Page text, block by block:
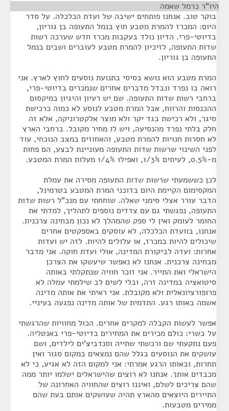
היו"ר כרמל שאמה
בוקר טוב. אנחנו פותחים ישיבה של ועדת הכלכלה. על סדר
היום: המכרז להמרת מטבע חוץ בנמל התעופה בן גוריון,
בדיוטי-פרי. הדיון נולד בעקבות מכרז חדש שערכה רשות
שדות התעופה, לזיכיון להמרת מטבע לעוברים ושבים בנמל
התעופה בן גוריון.
המרת מטבע הוא נושא בסיסי בתנועת נוסעים לחוץ לארץ. אני
רואה בו נפרד ונבדל מדברים אחרים שנמכרים בדיוטי-פרי,
ברחבי רשות שדות התעופה. שם יש רעיון והיגיון במיקסום
ההכנסות והרווח, אבל המרת מטבע לנוסע לא כמוה כרכישת
סיגר, ולא רכישת בגד יקר ולא מוצר אלקטרוניקה, אלא זה
חלק בלתי נפרד מהנסיעה, ויש לו מחיר מקובל. ברחבי הארץ
לא חסרות חנויות להמרת מטבע, והאחוזים במצב הנוכחי, עוד
לפני השינוי שרשות שדות התעופה מעוניינת לבצע, הם פחות
מ-0.5%, לעיתים 1/3%, ואפילו 1/4% מעלות המרת המטבע.
לכן כששמעתי שרשות שדות התעופה מסירה את עמלת
המקסימום הקיימת היום בדוכני המרת המטבע בטרמינל,
הדבר עורר אצלי סימני שאלה. שוחחתי עם מנכ"ל רשות שדות
התעופה, נפגשתי גם עם צדדים נוספים לתהליך, למדתי את
החומר לעומק ואין לי ספק שהמהלך לא נכון מבחינה צרכנית.
אנחנו, בוועדת הכלכלה, לא עוסקים באספקטים אחרים
שיכולים להיות במכרז, או עלולים להיות. לזה יש ועדות
אחרות: ועדה לביקורת המדינה, אולי ועדת חוקה. אני מדבר
מבחינה צרכנית. אנחנו לא נאפשר שיעשקו את הצרכן
הישראלי ואת התייר. אני זוכר חוויה שנתקלתי באותה
סיטואציה במדינה זרה, ובלי לשים לב שילמתי עמלה לא
פרופורציונאלית ולא מקובלת. אני ראיתי את אותה מדינה
אשמה באותו רגע. התדמית של אותה מדינה נפגעה בעיניי.
אפשר לעשות הקבלה למקרים אחרים. הכול מחוויות שהרגשתי
על בשרי: כולם מכירים את המחירים בדיוטי-פרי באנטליה.
פעם נתקעתי שם ורכשתי שתייה וסנדביצ'ים לילדים, ושם
עושקים את הנוסעים בגלל שהם נמצאים במקום סגור ואין
תחרות, ובאותו הרגע אמרתי: אני למקום הזה לא אגיע, כי לא
מכבדים אותך. אנחנו לא רוצים שהישראלים ישלמו יותר ממה
שהם צריכים לשלם, ואיננו רוצים שהחוויה האחרונה של
התיירים היוצאים מהארץ תהיה שעושקים אותם בעת שהם
ממירים מטבעות.